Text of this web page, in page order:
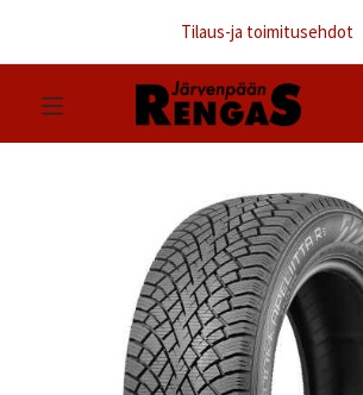
Tilaus-ja toimitusehdot